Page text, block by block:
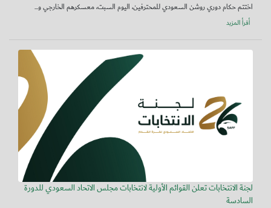
اختتم حكام دوري روشن السعودي للمحترفين، اليوم السبت، معسكرهم الخارجي و...
أقرأ المزيد
لجنة الانتخابات تعلن القوائم الأولية لانتخابات مجلس الاتحاد السعودي للدورة
السادسة